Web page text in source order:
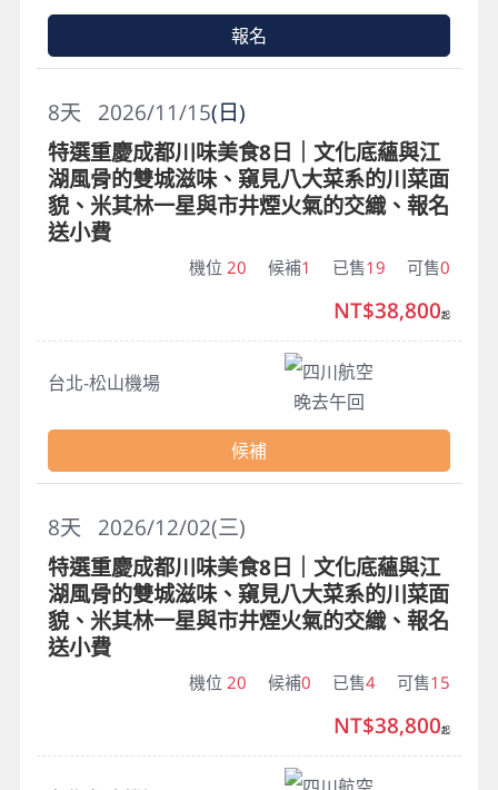
報名
2026/11/15(日)
8天
特選重慶成都川味美食8日｜文化底蘊與江
湖風骨的雙城滋味、窺見八大菜系的川菜面
貌、米其林一星與市井煙火氣的交織、報名
送小費
機位 20 候補1 已售19 可售0
台北-松山機場
四川航空
晚去午回
NT$38,800起
候補
2026/12/02(三)
8天
特選重慶成都川味美食8日｜文化底蘊與江
湖風骨的雙城滋味、窺見八大菜系的川菜面
貌、米其林一星與市井煙火氣的交織、報名
送小費
機位 20 候補0 已售4 可售15
NT$38,800起